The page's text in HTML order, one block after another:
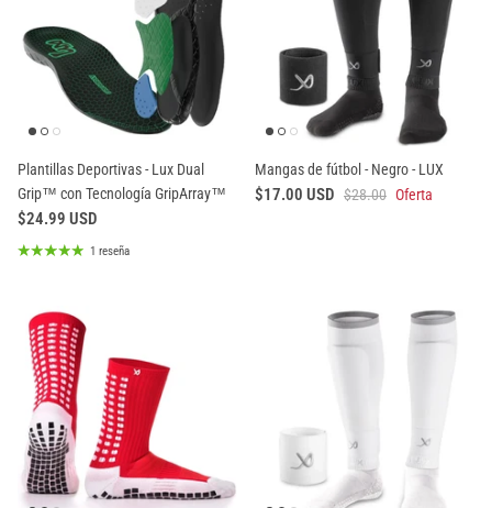
Plantillas Deportivas - Lux Dual
Grip™ con Tecnología GripArray™
$24.99 USD
1 reseña
Mangas de fútbol - Negro - LUX
$17.00 USD $28.00 Oferta